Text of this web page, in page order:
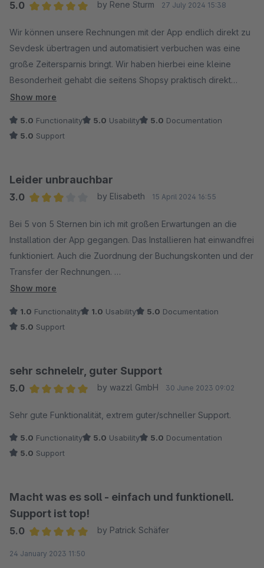
5.0
by Rene Sturm 27 July 2024 15:38
Wir können unsere Rechnungen mit der App endlich direkt zu
Sevdesk übertragen und automatisiert verbuchen was eine
große Zeitersparnis bringt. Wir haben hierbei eine kleine
Besonderheit gehabt die seitens Shopsy praktisch direkt
umgesetzt worden ist, sodass wir die Schnittstelle nun perfekt
unserer Seite gegeben hat, hat sich Herr Ali immer die Zeit
genommen um den Fehler auf unserer Seite zu finden und hat
nochmals an den großartigen Support von Daniel Ali :-)
Show more
5.0 Functionality 5.0 Usability 5.0 Documentation
5.0 Support
Leider unbrauchbar
3.0
by Elisabeth 15 April 2024 16:55
Bei 5 von 5 Sternen bin ich mit großen Erwartungen an die
Installation der App gegangen. Das Installieren hat einwandfrei
funktioniert. Auch die Zuordnung der Buchungskonten und der
Transfer der Rechnungen.
unbrauchbar, weil einige Zeilen (Artikelsets) falsch
Auch war es schwierig die Zahlungen automatisch zuordnen
Bestellnummer im andern Feld stand.
Belege lassen sich zwar manuell übertragen aber es ist nicht
Fehlermeldung führt.
Bei wenigen Bestellungen kann das Plugin vielleicht hilfreich
sehr mühsam das alles manuell zu prüfen und
Show more
1.0 Functionality 1.0 Usability 5.0 Documentation
5.0 Support
sehr schnelelr, guter Support
5.0
by wazzl GmbH 30 June 2023 09:02
Sehr gute Funktionalität, extrem guter/schneller Support.
5.0 Functionality 5.0 Usability 5.0 Documentation
5.0 Support
Macht was es soll - einfach und funktionell.
Support ist top!
5.0
by Patrick Schäfer
24 January 2023 11:50